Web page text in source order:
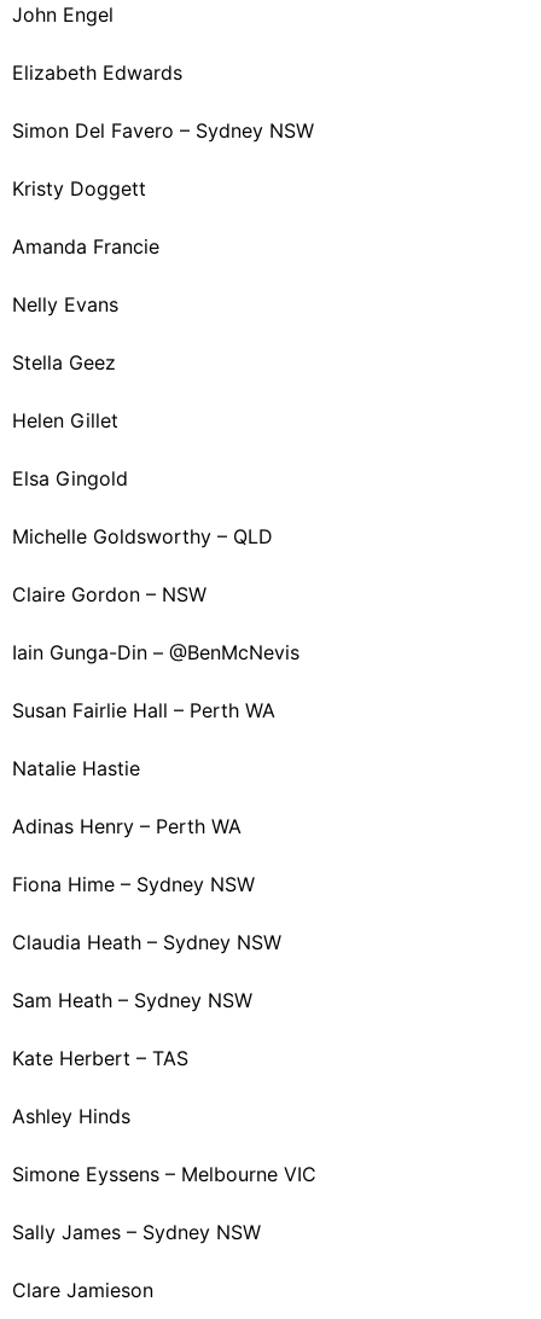
John Engel
Elizabeth Edwards
Simon Del Favero – Sydney NSW
Kristy Doggett
Amanda Francie
Nelly Evans
Stella Geez
Helen Gillet
Elsa Gingold
Michelle Goldsworthy – QLD
Claire Gordon – NSW
Iain Gunga-Din – @BenMcNevis
Susan Fairlie Hall – Perth WA
Natalie Hastie
Adinas Henry – Perth WA
Fiona Hime – Sydney NSW
Claudia Heath – Sydney NSW
Sam Heath – Sydney NSW
Kate Herbert – TAS
Ashley Hinds
Simone Eyssens – Melbourne VIC
Sally James – Sydney NSW
Clare Jamieson